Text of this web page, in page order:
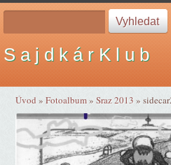
S a j d k á r K l u b
Úvod »Fotoalbum»Sraz 2013 »